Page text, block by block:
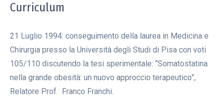
Curriculum
21 Luglio 1994: conseguimento della laurea in Medicina e
Chirurgia presso la Università degli Studi di Pisa con voti
105/110 discutendo la tesi sperimentale: “Somatostatina
nella grande obesità: un nuovo approccio terapeutico”,
Relatore Prof. Franco Franchi.